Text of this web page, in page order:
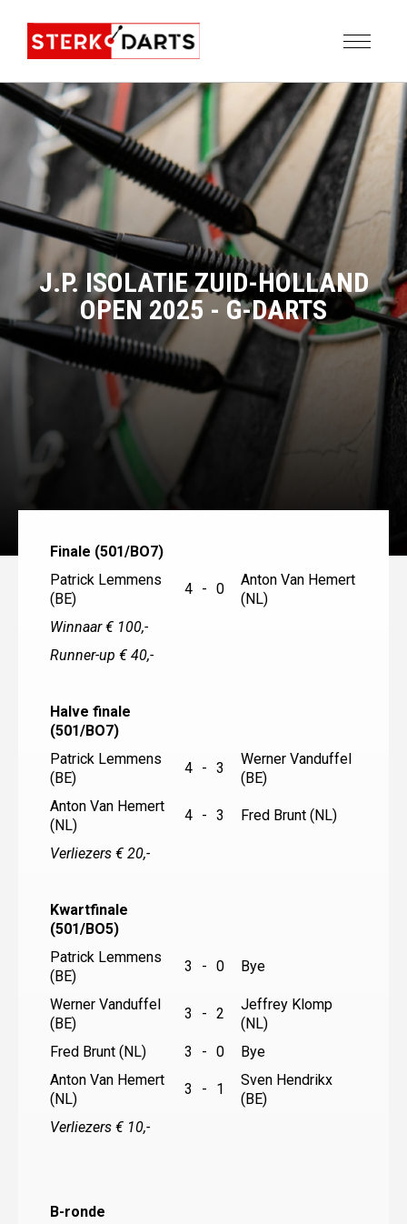
J.P. ISOLATIE ZUID-HOLLAND
OPEN 2025 - G-DARTS
Finale (501/BO7)
Patrick Lemmens
(BE)
4 - 0
Anton Van Hemert
(NL)
Winnaar € 100,-
Runner-up € 40,-
Halve finale
(501/BO7)
Patrick Lemmens
(BE)
4 - 3
Werner Vanduffel
(BE)
Anton Van Hemert
(NL)
4 - 3 Fred Brunt (NL)
Verliezers € 20,-
Kwartfinale
(501/BO5)
Patrick Lemmens
(BE)
3 - 0 Bye
Werner Vanduffel
(BE)
3 - 2
Jeffrey Klomp
(NL)
Fred Brunt (NL)
3 - 0
Bye
Anton Van Hemert
(NL)
3 - 1
Sven Hendrikx
(BE)
Verliezers € 10,-
B-ronde